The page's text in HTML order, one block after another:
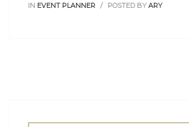
IN EVENT PLANNER POSTED BY ARY